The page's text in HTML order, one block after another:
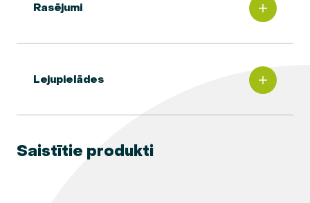
Rasējumi
Lejupielādes
Saistītie produkti